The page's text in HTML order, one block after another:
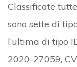
Classificate
sono sette di
l’ultima di tipo
2020-27059,